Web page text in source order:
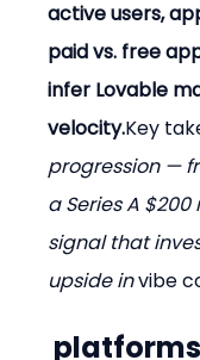
active users,
paid vs. free
infer Lovable
velocity.Key
progression —
a Series A
signal that
upside in vibe